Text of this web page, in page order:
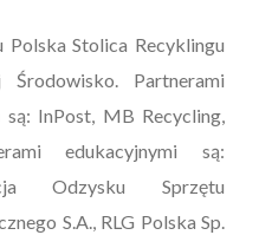
Stolica Recyklingu
Partnerami
InPost, MB Recycling,
edukacyjnymi są:
Odzysku Sprzętu
S.A., RLG Polska Sp.